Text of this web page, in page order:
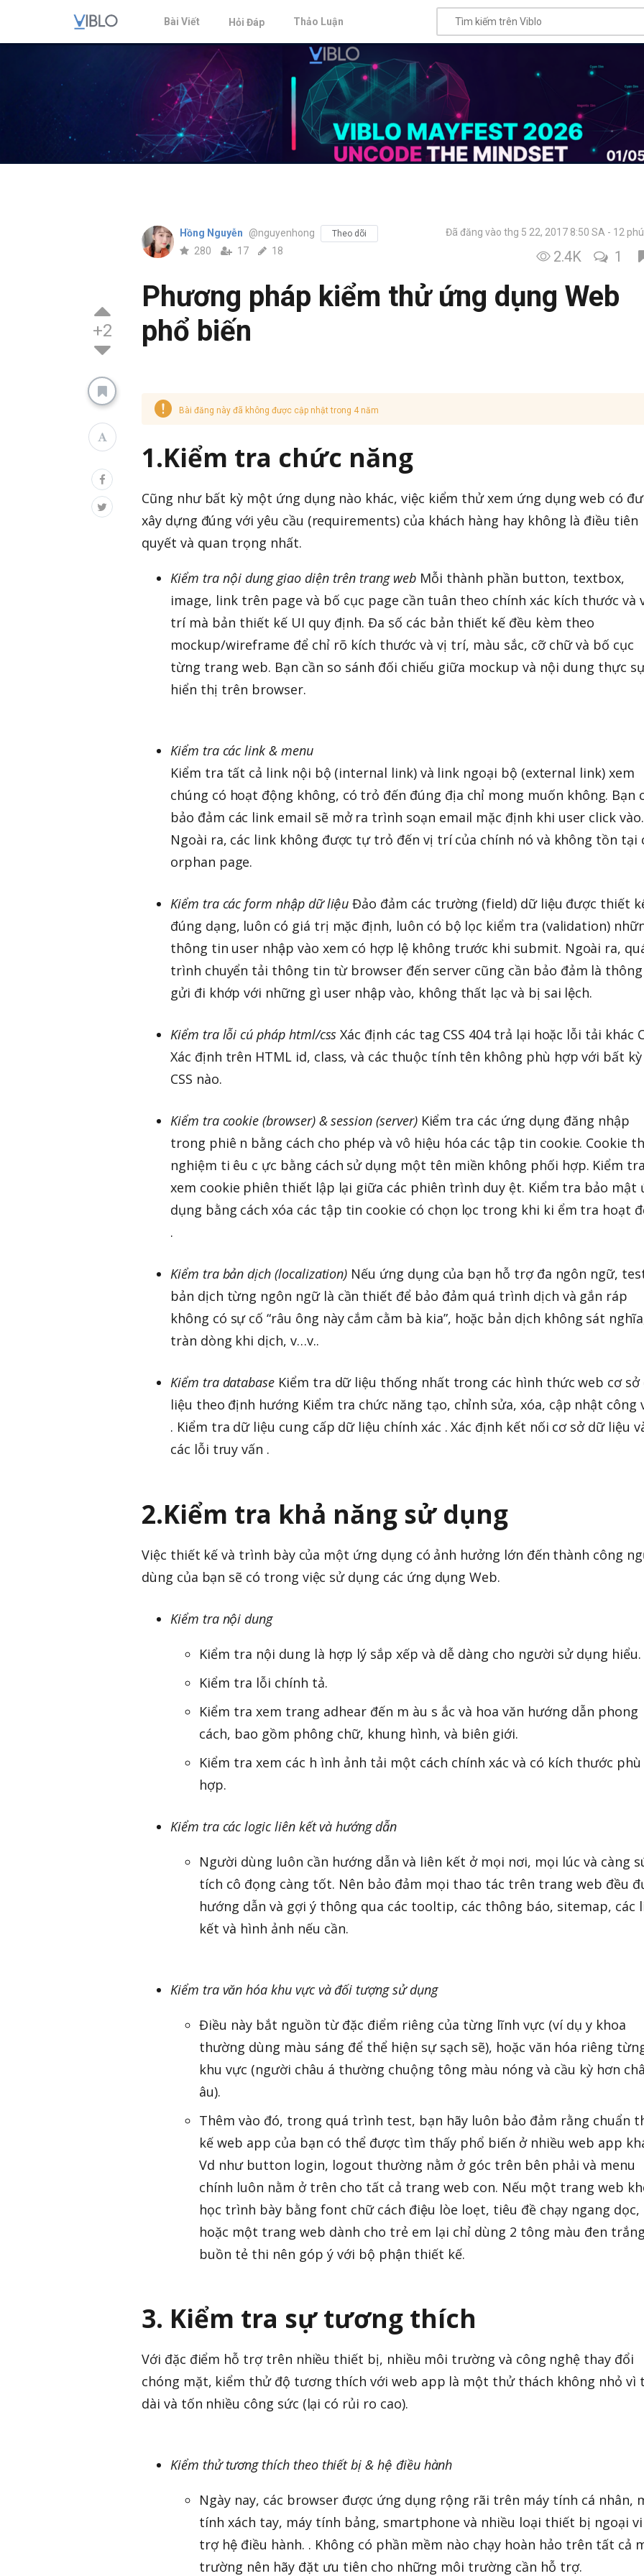
Bài Viết Hỏi Đáp Thảo Luận
+2
Hồng Nguyễn @nguyenhong Theo dõi
280 17 18
Đã đăng vào thg 5 22, 2017 8:50 SA 12
2.4K 1
Phương pháp kiểm thử ứng dụng Web
phổ biến
Bài đăng này đã không được cập nhật trong 4 năm
1.Kiểm tra chức năng
Cũng như bất kỳ một ứng dụng nào khác, việc kiểm thử xem ứng dụng web có
xây dựng đúng với yêu cầu (requirements) của khách hàng hay không là điều tiên
quyết và quan trọng nhất.
Kiểm tra nội dung giao diện trên trang web Mỗi thành phần button, textbox,
image, link trên page và bố cục page cần tuân theo chính xác kích thước và
trí mà bản thiết kế UI quy định. Đa số các bản thiết kế đều kèm theo
mockup/wireframe để chỉ rõ kích thước và vị trí, màu sắc, cỡ chữ và bố cục
từng trang web. Bạn cần so sánh đối chiếu giữa mockup và nội dung thực
hiển thị trên browser.
Kiểm tra các link & menu
Kiểm tra tất cả link nội bộ (internal link) và link ngoại bộ (external link) xem
chúng có hoạt động không, có trỏ đến đúng địa chỉ mong muốn không. Bạn
bảo đảm các link email sẽ mở ra trình soạn email mặc định khi user click vào.
Ngoài ra, các link không được tự trỏ đến vị trí của chính nó và không tồn tại
orphan page.
Kiểm tra các form nhập dữ liệu Đảo đảm các trường (field) dữ liệu được thiết
đúng dạng, luôn có giá trị mặc định, luôn có bộ lọc kiểm tra (validation)
thông tin user nhập vào xem có hợp lệ không trước khi submit. Ngoài ra,
trình chuyển tải thông tin từ browser đến server cũng cần bảo đảm là
gửi đi khớp với những gì user nhập vào, không thất lạc và bị sai lệch.
Kiểm tra lỗi cú pháp html/css Xác định các tag CSS 404 trả lại hoặc lỗi tải khác
Xác định trên HTML id, class, và các thuộc tính tên không phù hợp với bất
CSS nào.
Kiểm tra cookie (browser) & session (server)Kiểm tra các ứng dụng đăng nhập
trong phiê n bằng cách cho phép và vô hiệu hóa các tập tin cookie. Cookie
nghiệm ti êu c ực bằng cách sử dụng một tên miền không phối hợp. Kiểm tra
xem cookie phiên thiết lập lại giữa các phiên trình duy ệt. Kiểm tra bảo mật
dụng bằng cách xóa các tập tin cookie có chọn lọc trong khi ki ểm tra hoạt
.
Kiểm tra bản dịch (localization) Nếu ứng dụng của bạn hỗ trợ đa ngôn ngữ,
bản dịch từng ngôn ngữ là cần thiết để bảo đảm quá trình dịch và gắn ráp
không có sự cố “râu ông này cắm cằm bà kia”, hoặc bản dịch không sát
tràn dòng khi dịch, v…v..
Kiểm tra database Kiểm tra dữ liệu thống nhất trong các hình thức web cơ sở
liệu theo định hướng Kiểm tra chức năng tạo, chỉnh sửa, xóa, cập nhật công
. Kiểm tra dữ liệu cung cấp dữ liệu chính xác . Xác định kết nối cơ sở dữ liệu
các lỗi truy vấn .
2.Kiểm tra khả năng sử dụng
Việc thiết kế và trình bày của một ứng dụng có ảnh hưởng lớn đến thành công
dùng của bạn sẽ có trong việc sử dụng các ứng dụng Web.
Kiểm tra nội dung
Kiểm tra nội dung là hợp lý sắp xếp và dễ dàng cho người sử dụng hiểu.
Kiểm tra lỗi chính tả.
Kiểm tra xem trang adhear đến m àu s ắc và hoa văn hướng dẫn phong
cách, bao gồm phông chữ, khung hình, và biên giới.
Kiểm tra xem các h ình ảnh tải một cách chính xác và có kích thước phù
hợp.
Kiểm tra các logic liên kết và hướng dẫn
Người dùng luôn cần hướng dẫn và liên kết ở mọi nơi, mọi lúc và càng
tích cô đọng càng tốt. Nên bảo đảm mọi thao tác trên trang web đều
hướng dẫn và gợi ý thông qua các tooltip, các thông báo, sitemap, các
kết và hình ảnh nếu cần.
Kiểm tra văn hóa khu vực và đối tượng sử dụng
Điều này bắt nguồn từ đặc điểm riêng của từng lĩnh vực (ví dụ y khoa
thường dùng màu sáng để thể hiện sự sạch sẽ), hoặc văn hóa riêng
khu vực (người châu á thường chuộng tông màu nóng và cầu kỳ hơn
âu).
Thêm vào đó, trong quá trình test, bạn hãy luôn bảo đảm rằng chuẩn
kế web app của bạn có thể được tìm thấy phổ biến ở nhiều web app
Vd như button login, logout thường nằm ở góc trên bên phải và menu
chính luôn nằm ở trên cho tất cả trang web con. Nếu một trang web
học trình bày bằng font chữ cách điệu lòe loẹt, tiêu đề chạy ngang dọc,
hoặc một trang web dành cho trẻ em lại chỉ dùng 2 tông màu đen trắng
buồn tẻ thi nên góp ý với bộ phận thiết kế.
3. Kiểm tra sự tương thích
Với đặc điểm hỗ trợ trên nhiều thiết bị, nhiều môi trường và công nghệ thay đổi
chóng mặt, kiểm thử độ tương thích với web app là một thử thách không nhỏ vì
dài và tốn nhiều công sức (lại có rủi ro cao).
Kiểm thử tương thích theo thiết bị & hệ điều hành
Ngày nay, các browser được ứng dụng rộng rãi trên máy tính cá nhân,
tính xách tay, máy tính bảng, smartphone và nhiều loại thiết bị ngoại
trợ hệ điều hành. . Không có phần mềm nào chạy hoàn hảo trên tất cả
trường nên hãy đặt ưu tiên cho những môi trường cần hỗ trợ.